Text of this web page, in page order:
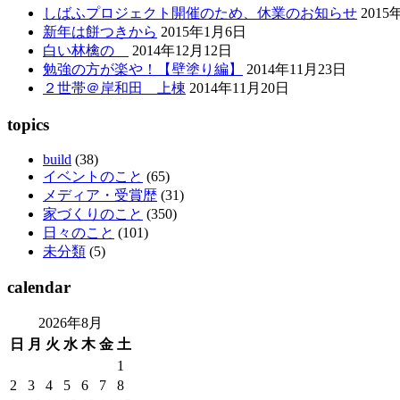
しばふプロジェクト開催のため、休業のお知らせ 2015
新年は餅つきから 2015年1月6日
白い林檎の
2014年12月12日
勉強の方が楽や！【壁塗り編】
2014年11月23日
２世帯＠岸和田 上棟 2014年11月20日
topics
build (38)
イベントのこと (65)
メディア・受賞歴 (31)
家づくりのこと (350)
日々のこと (101)
未分類 (5)
calendar
2026年8月
日
月 火 水 木 金 土
1
2
3 4 5 6 7
8